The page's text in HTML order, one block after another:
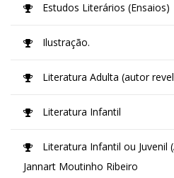
Estudos Literários (Ensaios)
Ilustração.
Literatura Adulta (autor
Literatura Infantil
Literatura Infantil ou Juvenil
Jannart Moutinho Ribeiro